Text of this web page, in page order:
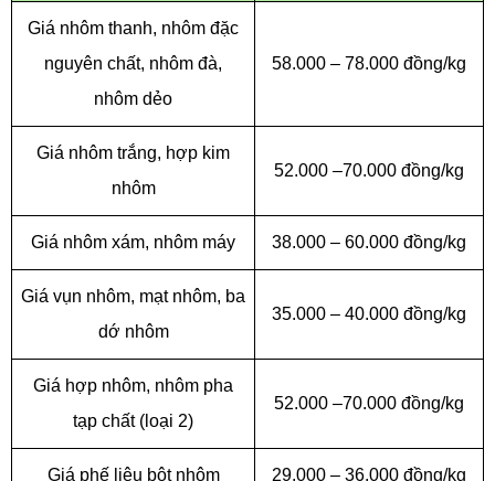
Giá nhôm thanh, nhôm đặc
nguyên chất, nhôm đà,
nhôm dẻo
58.000 – 78.000 đồng/kg
Giá nhôm trắng, hợp kim
nhôm
52.000 –70.000 đồng/kg
Giá nhôm xám, nhôm máy 38.000 – 60.000 đồng/kg
Giá vụn nhôm, mạt nhôm, ba
dớ nhôm
35.000 – 40.000 đồng/kg
Giá hợp nhôm, nhôm pha
tạp chất (loại 2)
52.000 –70.000 đồng/kg
Giá phế liệu bột nhôm 29.000 – 36.000 đồng/kg